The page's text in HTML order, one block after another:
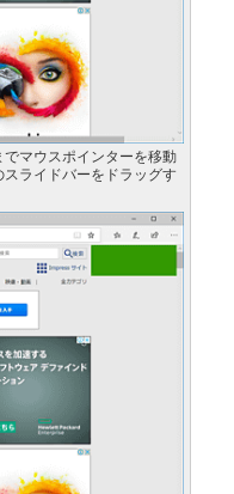
マウスポインターを移動
ライドバーをドラッグす